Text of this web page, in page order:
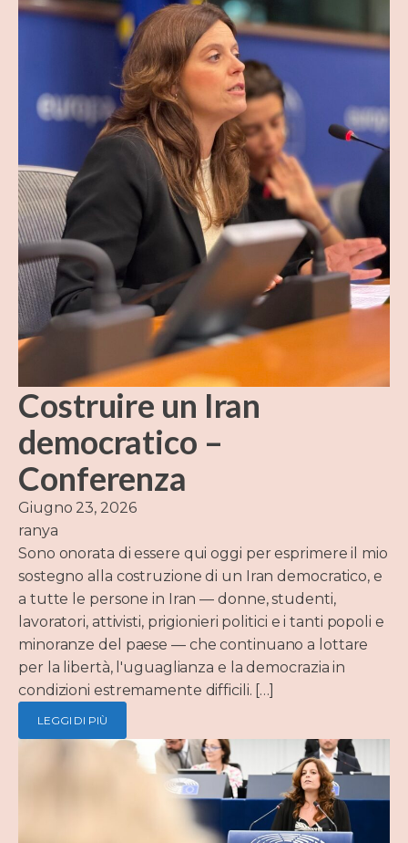
Costruire un Iran
democratico –
Conferenza
Giugno 23, 2026
ranya
Sono onorata di essere qui oggi per esprimere il mio
sostegno alla costruzione di un Iran democratico, e
a tutte le persone in Iran — donne, studenti,
lavoratori, attivisti, prigionieri politici e i tanti popoli e
minoranze del paese — che continuano a lottare
per la libertà, l'uguaglianza e la democrazia in
condizioni estremamente difficili. […]
LEGGI DI PIÙ